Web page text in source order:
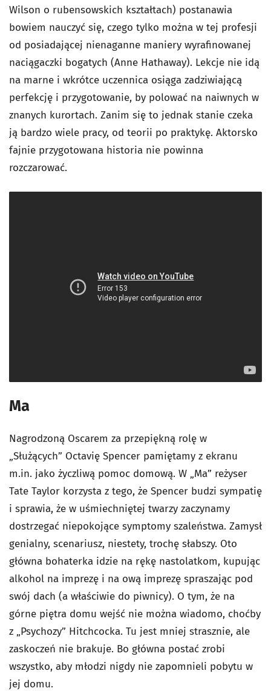
Wilson o rubensowskich kształtach) postanawia
bowiem nauczyć się, czego tylko można w tej profesji
od posiadającej nienaganne maniery wyrafinowanej
naciągaczki bogatych (Anne Hathaway). Lekcje nie idą
na marne i wkrótce uczennica osiąga zadziwiającą
perfekcję i przygotowanie, by polować na naiwnych w
znanych kurortach. Zanim się to jednak stanie czeka
ją bardzo wiele pracy, od teorii po praktykę. Aktorsko
fajnie przygotowana historia nie powinna
rozczarować.
Ma
Nagrodzoną Oscarem za przepiękną rolę w
„Służących” Octavię Spencer pamiętamy z ekranu
m.in. jako życzliwą pomoc domową. W „Ma” reżyser
Tate Taylor korzysta z tego, że Spencer budzi sympatię
i sprawia, że w uśmiechniętej twarzy zaczynamy
dostrzegać niepokojące symptomy szaleństwa. Zamysł
genialny, scenariusz, niestety, trochę słabszy. Oto
główna bohaterka idzie na rękę nastolatkom, kupując
alkohol na imprezę i na ową imprezę spraszając pod
swój dach (a właściwie do piwnicy). O tym, że na
górne piętra domu wejść nie można wiadomo, choćby
z „Psychozy” Hitchcocka. Tu jest mniej strasznie, ale
zaskoczeń nie brakuje. Bo główna postać zrobi
wszystko, aby młodzi nigdy nie zapomnieli pobytu w
jej domu.